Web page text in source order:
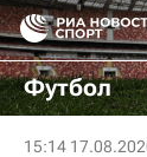
Футбол
15:14